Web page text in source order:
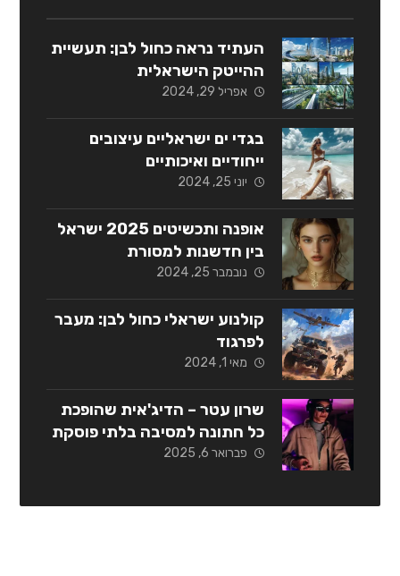
העתיד נראה כחול לבן: תעשיית
ההייטק הישראלית
אפריל 29, 2024
בגדי ים ישראליים עיצובים
ייחודיים ואיכותיים
יוני 25, 2024
אופנה ותכשיטים 2025 ישראל
בין חדשנות למסורת
נובמבר 25, 2024
קולנוע ישראלי כחול לבן: מעבר
לפרגוד
מאי 1, 2024
שרון עטר – הדיג'אית שהופכת
כל חתונה למסיבה בלתי פוסקת
פברואר 6, 2025